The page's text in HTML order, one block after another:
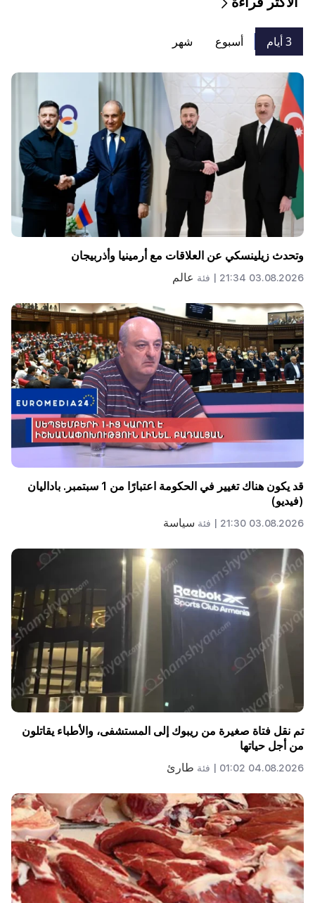
3 أيام أسبوع شهر
وتحدث زيلينسكي عن العلاقات مع أرمينيا وأذربيجان
03.08.2026 21:34 | فئة عالم
قد يكون هناك تغيير في الحكومة اعتبارًا من 1 سبتمبر. باداليان
(فيديو)
03.08.2026 21:30 | فئة سياسة
تم نقل فتاة صغيرة من ريبوك إلى المستشفى، والأطباء يقاتلون
من أجل حياتها
04.08.2026 01:02 | فئة طارئ